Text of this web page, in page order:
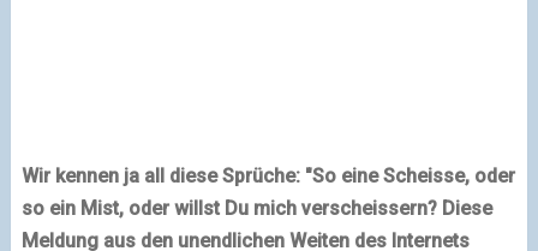
Wir kennen ja all diese Sprüche: "So eine Scheisse, oder
so ein Mist, oder willst Du mich verscheissern? Diese
Meldung aus den unendlichen Weiten des Internets